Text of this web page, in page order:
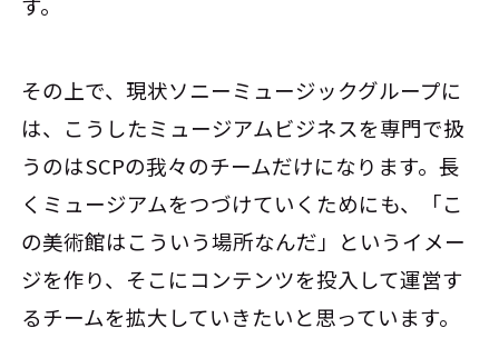
その上で、現状ソニーミュージックグループに
は、こうしたミュージアムビジネスを専門で扱
うのはSCPの我々のチームだけになります。長
くミュージアムをつづけていくためにも、「こ
の美術館はこういう場所なんだ」というイメー
ジを作り、そこにコンテンツを投入して運営す
るチームを拡大していきたいと思っています。